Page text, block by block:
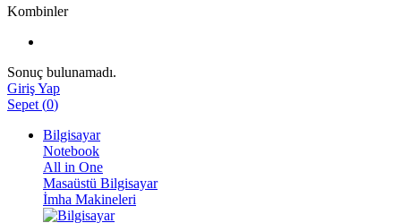
Kombinler
Sonuç bulunamadı.
Giriş Yap
Sepet (0)
Bilgisayar
Notebook
All in One
Masaüstü Bilgisayar
İmha Makineleri